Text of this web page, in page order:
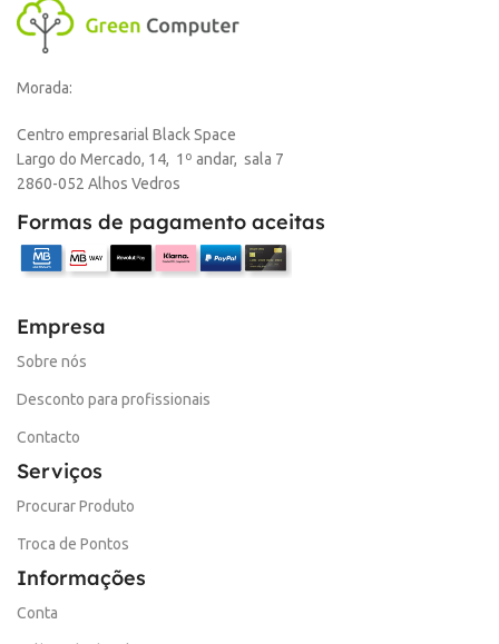
Morada:
Centro empresarial Black Space
Largo do Mercado, 14, 1º andar, sala 7
2860-052 Alhos Vedros
Formas de pagamento aceitas
Empresa
Sobre nós
Desconto para profissionais
Contacto
Serviços
Procurar Produto
Troca de Pontos
Informações
Conta